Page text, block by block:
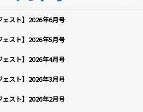
ェスト】2026年6月号
ェスト】2026年5月号
ェスト】2026年4月号
ェスト】2026年3月号
ェスト】2026年2月号